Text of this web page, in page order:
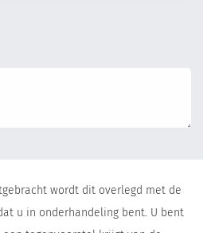
wordt dit overlegd met de
u in onderhandeling bent. U bent